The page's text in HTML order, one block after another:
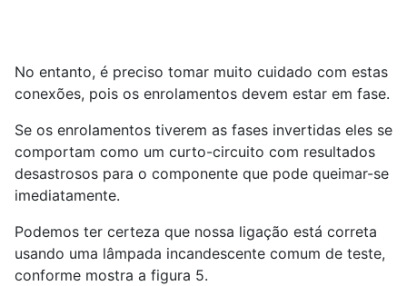
No entanto, é preciso tomar muito cuidado com estas
conexões, pois os enrolamentos devem estar em fase.
Se os enrolamentos tiverem as fases invertidas eles se
comportam como um curto-circuito com resultados
desastrosos para o componente que pode queimar-se
imediatamente.
Podemos ter certeza que nossa ligação está correta
usando uma lâmpada incandescente comum de teste,
conforme mostra a figura 5.